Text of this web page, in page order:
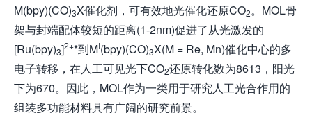
M(bpy)(CO)3X催化剂，可有效地光催化还原CO2。MOL骨
架与封端配体较短的距离(1-2nm)促进了从光激发的
[Ru(bpy)3]2+*到MI(bpy)(CO)3X(M = Re, Mn)催化中心的多
电子转移，在人工可见光下CO2还原转化数为8613，阳光
下为670。因此，MOL作为一类用于研究人工光合作用的
组装多功能材料具有广阔的研究前景。